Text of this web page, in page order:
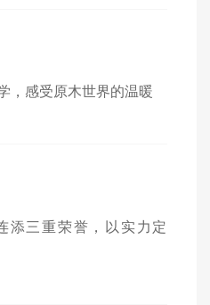
，感受原木世界的温暖
添三重荣誉，以实力定